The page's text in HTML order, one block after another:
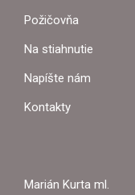
Požičovňa
Na stiahnutie
Napíšte nám
Kontakty
Marián Kurta ml.